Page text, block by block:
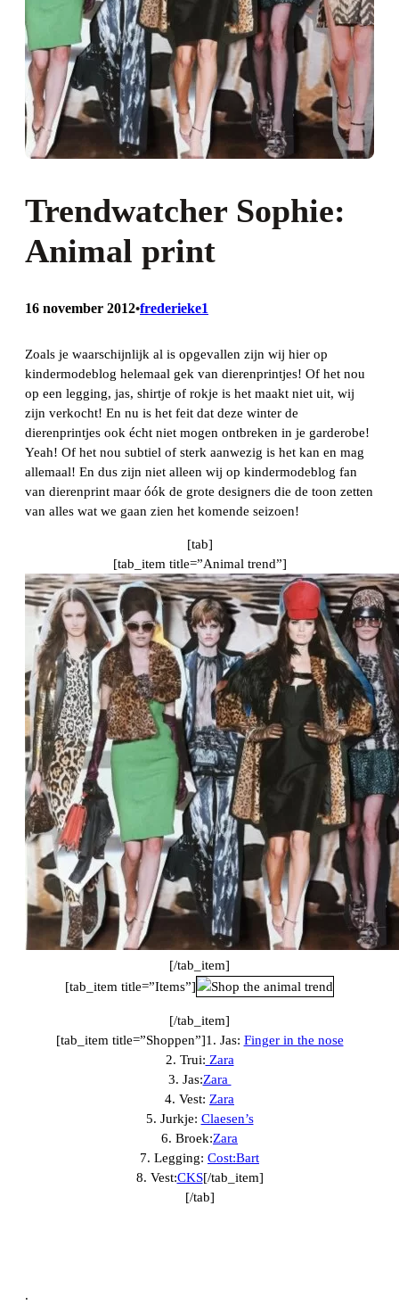
Trendwatcher Sophie:
Animal print
16 november 2012•frederieke1
Zoals je waarschijnlijk al is opgevallen zijn wij hier op
kindermodeblog helemaal gek van dierenprintjes! Of het nou
op een legging, jas, shirtje of rokje is het maakt niet uit, wij
zijn verkocht! En nu is het feit dat deze winter de
dierenprintjes ook écht niet mogen ontbreken in je garderobe!
Yeah! Of het nou subtiel of sterk aanwezig is het kan en mag
allemaal! En dus zijn niet alleen wij op kindermodeblog fan
van dierenprint maar óók de grote designers die de toon zetten
van alles wat we gaan zien het komende seizoen!
[tab]
[tab_item title=”Animal trend”]
[/tab_item]
[tab_item title=”Items”]
[/tab_item]
[tab_item title=”Shoppen”]1. Jas: Finger in the nose
2. Trui: Zara
3. Jas:Zara
4. Vest: Zara
5. Jurkje: Claesen’s
6. Broek:Zara
7. Legging: Cost:Bart
8. Vest:CKS[/tab_item]
[/tab]
.